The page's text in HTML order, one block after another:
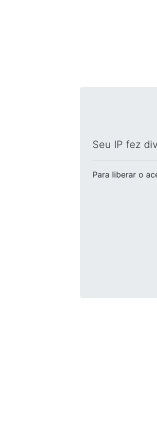
Seu IP fez
Para liberar o